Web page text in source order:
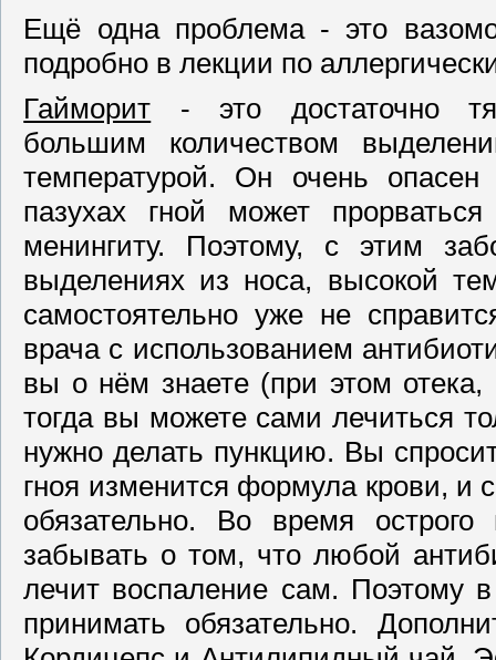
Ещё одна проблема - это
подробно в лекции по
Гайморит - это достаточно
большим количеством
температурой. Он очень
пазухах гной может
менингиту. Поэтому, с этим
выделениях из носа, высокой
самостоятельно уже не
врача с использованием
вы о нём знаете (при этом отека,
тогда вы можете сами лечиться
нужно делать пункцию. Вы
гноя изменится формула крови, и
обязательно. Во время
забывать о том, что любой
лечит воспаление сам. Поэтому
принимать обязательно.